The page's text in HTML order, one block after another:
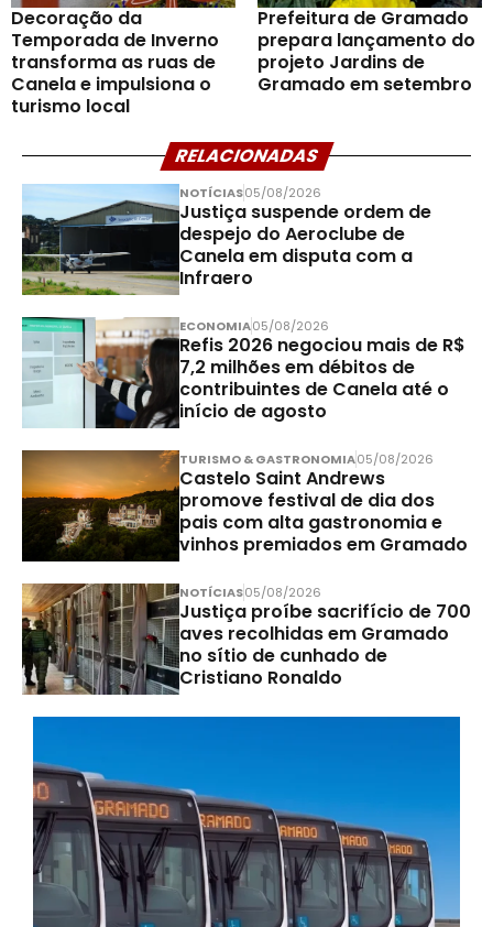
Decoração da
Temporada de Inverno
transforma as ruas de
Canela e impulsiona o
turismo local
Prefeitura de Gramado
prepara lançamento do
projeto Jardins de
Gramado em setembro
RELACIONADAS
NOTÍCIAS05/08/2026
Justiça suspende ordem de
despejo do Aeroclube de
Canela em disputa com a
Infraero
ECONOMIA05/08/2026
Refis 2026 negociou mais de R$
7,2 milhões em débitos de
contribuintes de Canela até o
início de agosto
TURISMO & GASTRONOMIA05/08/2026
Castelo Saint Andrews
promove festival de dia dos
pais com alta gastronomia e
vinhos premiados em Gramado
NOTÍCIAS05/08/2026
Justiça proíbe sacrifício de 700
aves recolhidas em Gramado
no sítio de cunhado de
Cristiano Ronaldo